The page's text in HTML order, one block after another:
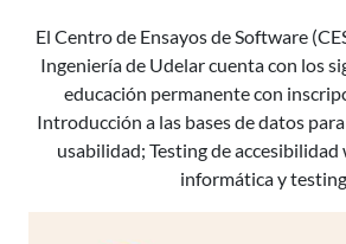
El Centro de Ensayos de Software
Ingeniería de Udelar cuenta con los
educación permanente con
Introducción a las bases de datos
usabilidad; Testing de accesibilidad
informática y